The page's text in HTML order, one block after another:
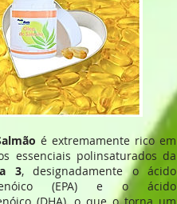
é extremamente rico em
essenciais polinsaturados da
3, designadamente o ácido
(EPA) e o ácido